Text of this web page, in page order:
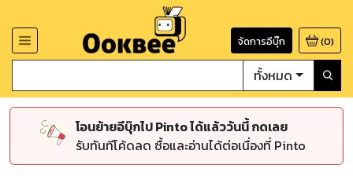
จัดการอีบุ๊ก (0)
ทั้งหมด
โอนย้ายอีบุ๊กไป Pinto ได้แล้ววันนี้ กดเลย
รับทันทีโค้ดลด ซื้อและอ่านได้ต่อเนื่องที่ Pinto